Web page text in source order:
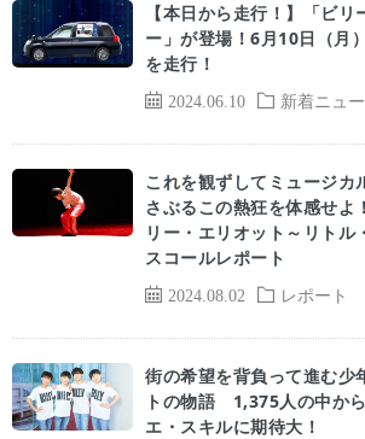
2024.06.10 新着ニュー
【本日から走行！】「ビ
ー」が登場！6月10日（月
を走行！
2024.08.02 レポート
これを観ずしてミュージ
さぶるこの熱狂を体感せよ
リー・エリオット～リトル
スコールレポート
街の希望を背負って進む少
トの物語 1,375人の中か
エ・スキルに期待大！